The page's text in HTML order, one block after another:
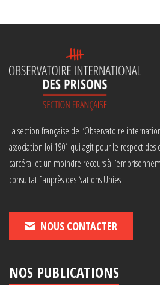
La section française de l’Observatoire
association loi 1901 qui agit pour le respect
carcéral et un moindre recours à
consultatif auprès des Nations Unies.
NOUS CONTACTER
NOS PUBLICATIONS